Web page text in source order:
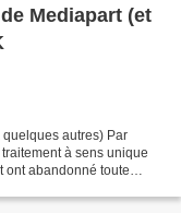
Mediapart (et
autres) Par
à sens unique
ont abandonné toute